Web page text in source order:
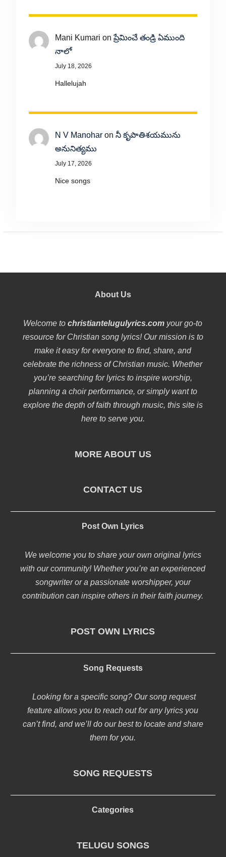
Mani Kumari onప్రేమించే తండ్రి ఏముంది
నాలో
July 18, 2026
Hallelujah
N V Manoharon నీ కృపాతిశయమును
అనునిత్యము
July 17, 2026
Nice songs
About Us
Welcome tochristiantelugulyrics.com your go-to
resource for Christian song lyrics! Our mission is to
make it easy for everyone to find, share, and
celebrate the richness of Christian music. Whether
you’re searching for lyrics to inspire worship,
planning a choir performance, or simply want to
explore the depth of faith through music, this site is
here to serve you.
MORE ABOUT US
CONTACT US
Post Own Lyrics
We welcome you to share your own original lyrics
with our community! Whether you’re an experienced
songwriter or a passionate worshipper, your
contribution can inspire others in their faith journey.
POST OWN LYRICS
Song Requests
Looking for a specific song? Our song request
feature allows you to reach out for any lyrics you
can’t find, and we’ll do our best to locate and share
them for you.
SONG REQUESTS
Categories
TELUGU SONGS